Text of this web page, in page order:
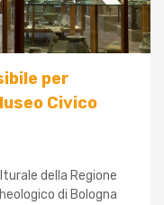
per
Civico
della Regione
di Bologna